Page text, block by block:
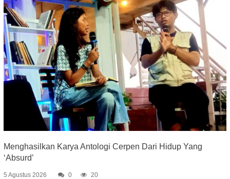
Menghasilkan Karya Antologi Cerpen Dari Hidup Yang
‘Absurd’
5 Agustus 2026 0 20